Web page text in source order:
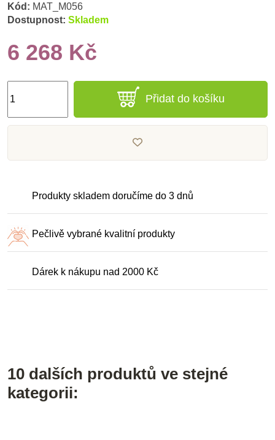
Kód: MAT_M056
Dostupnost: Skladem
6 268 Kč
Přidat do košíku
Produkty skladem doručíme do 3 dnů
Pečlivě vybrané kvalitní produkty
Dárek k nákupu nad 2000 Kč
10 dalších produktů ve stejné
kategorii: